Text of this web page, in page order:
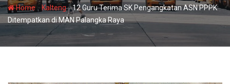
Home-Kalteng-12 Guru Terima SK Pengangkatan ASN PPPK
Ditempatkan di MAN Palangka Raya